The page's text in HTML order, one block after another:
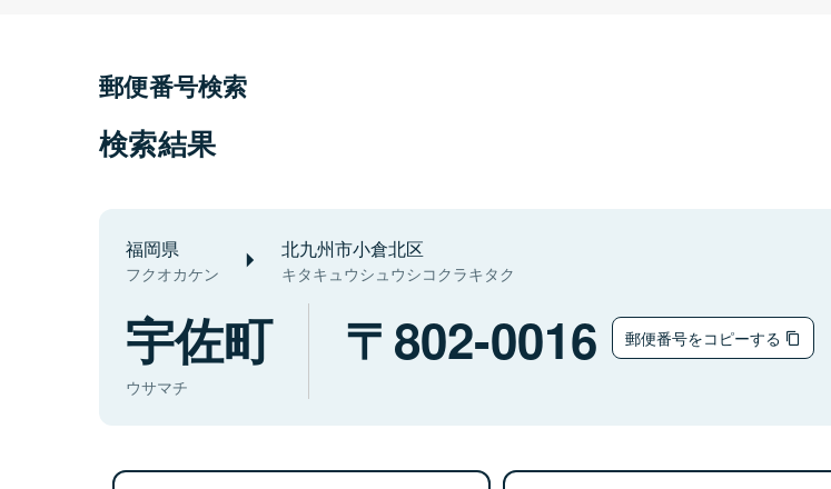
郵便番号検索
検索結果
福岡県
フクオカケン
北九州市小倉北区
キタキュウシュウシコクラキタク
宇佐町
ウサマチ
802-0016 郵便番号をコピーする